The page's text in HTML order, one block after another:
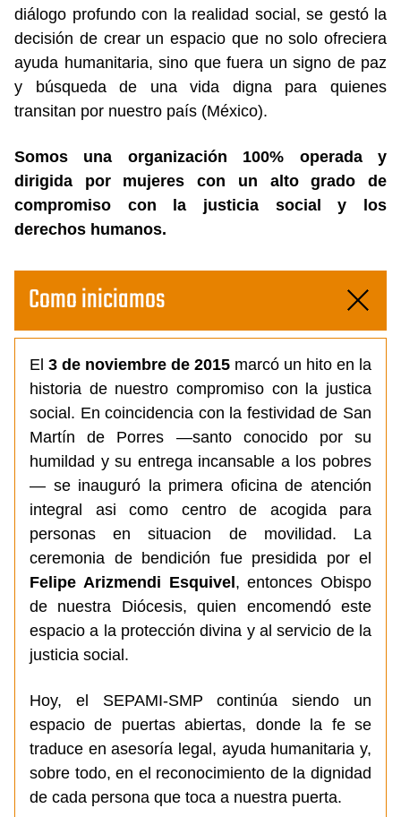
diálogo profundo con la realidad social, se gestó la
decisión de crear un espacio que no solo ofreciera
ayuda humanitaria, sino que fuera un signo de paz
y búsqueda de una vida digna para quienes
transitan por nuestro país (México).
Somos una organización 100% operada y
dirigida por mujeres con un alto grado de
compromiso con la justicia social y los
derechos humanos.
Como iniciamos
El 3 de noviembre de 2015 marcó un hito en la
historia de nuestro compromiso con la justica
social. En coincidencia con la festividad de San
Martín de Porres —santo conocido por su
humildad y su entrega incansable a los pobres
— se inauguró la primera oficina de atención
integral asi como centro de acogida para
personas en situacion de movilidad. La
ceremonia de bendición fue presidida por el
Felipe Arizmendi Esquivel, entonces Obispo
de nuestra Diócesis, quien encomendó este
espacio a la protección divina y al servicio de la
justicia social.
Hoy, el SEPAMI-SMP continúa siendo un
espacio de puertas abiertas, donde la fe se
traduce en asesoría legal, ayuda humanitaria y,
sobre todo, en el reconocimiento de la dignidad
de cada persona que toca a nuestra puerta.